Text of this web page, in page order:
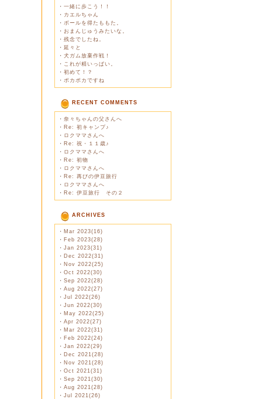
・ 一緒に歩こう！！
・ カエルちゃん
・ ボールを得たももた。
・ おまんじゅうみたいな。
・ 残念でしたね。
・ 延々と
・ 犬ガム放棄作戦！
・ これが精いっぱい。
・ 初めて！？
・ ポカポカですね
RECENT COMMENTS
・ 奈々ちゃんの父さんへ
・ Re: 初キャンプ♪
・ ロクママさんへ
・ Re: 祝・１１歳♪
・ ロクママさんへ
・ Re: 初物
・ ロクママさんへ
・ Re: 再びの伊豆旅行
・ ロクママさんへ
・ Re: 伊豆旅行 その２
ARCHIVES
・ Mar 2023(16)
・ Feb 2023(28)
・ Jan 2023(31)
・ Dec 2022(31)
・ Nov 2022(25)
・ Oct 2022(30)
・ Sep 2022(28)
・ Aug 2022(27)
・ Jul 2022(26)
・ Jun 2022(30)
・ May 2022(25)
・ Apr 2022(27)
・ Mar 2022(31)
・ Feb 2022(24)
・ Jan 2022(29)
・ Dec 2021(28)
・ Nov 2021(28)
・ Oct 2021(31)
・ Sep 2021(30)
・ Aug 2021(28)
・ Jul 2021(26)